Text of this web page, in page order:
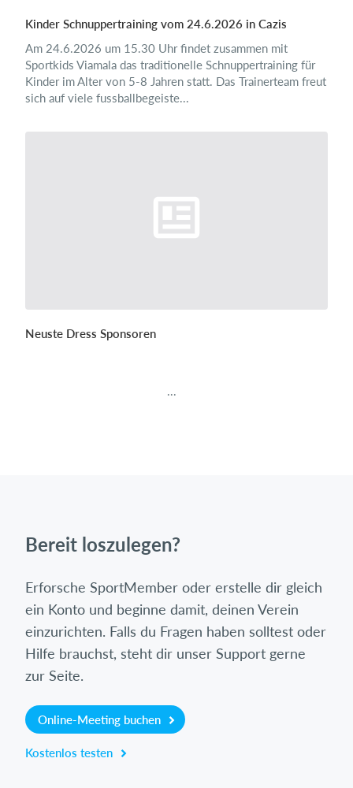
Kinder Schnuppertraining vom 24.6.2026 in Cazis
Am 24.6.2026 um 15.30 Uhr findet zusammen mit
Sportkids Viamala das traditionelle Schnuppertraining für
Kinder im Alter von 5-8 Jahren statt. Das Trainerteam freut
sich auf viele fussballbegeiste...
Neuste Dress Sponsoren
...
Bereit loszulegen?
Erforsche SportMember oder erstelle dir gleich
ein Konto und beginne damit, deinen Verein
einzurichten. Falls du Fragen haben solltest oder
Hilfe brauchst, steht dir unser Support gerne
zur Seite.
Online-Meeting buchen
Kostenlos testen